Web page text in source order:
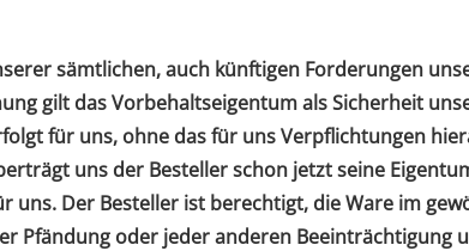
sämtlichen, auch künftigen Forderungen
gilt das Vorbehaltseigentum als Sicherheit
für uns, ohne das für uns Verpflichtungen
uns der Besteller schon jetzt seine
Der Besteller ist berechtigt, die Ware im
Pfändung oder jeder anderen Beeinträchtigung